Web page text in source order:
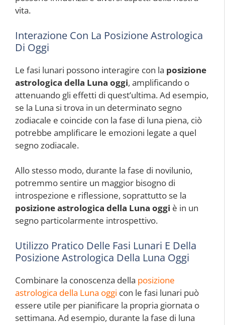
vita.
Interazione Con La Posizione Astrologica
Di Oggi
Le fasi lunari possono interagire con la posizione
astrologica della Luna oggi, amplificando o
attenuando gli effetti di quest’ultima. Ad esempio,
se la Luna si trova in un determinato segno
zodiacale e coincide con la fase di luna piena, ciò
potrebbe amplificare le emozioni legate a quel
segno zodiacale.
Allo stesso modo, durante la fase di novilunio,
potremmo sentire un maggior bisogno di
introspezione e riflessione, soprattutto se la
posizione astrologica della Luna oggi è in un
segno particolarmente introspettivo.
Utilizzo Pratico Delle Fasi Lunari E Della
Posizione Astrologica Della Luna Oggi
Combinare la conoscenza della posizione
astrologica della Luna oggi con le fasi lunari può
essere utile per pianificare la propria giornata o
settimana. Ad esempio, durante la fase di luna